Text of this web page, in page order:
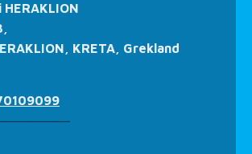
HERAKLION
KRETA, Grekland